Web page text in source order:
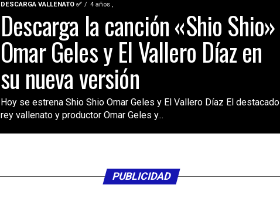
DESCARGA VALLENATO ✅ 4 años ,
Descarga la canción «Shio Shio»
Omar Geles y El Vallero Díaz en
su nueva versión
Hoy se estrena Shio Shio Omar Geles y El Vallero Díaz El destacado
rey vallenato y productor Omar Geles y...
PUBLICIDAD